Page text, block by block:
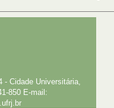
- Cidade Universitária,
850 E-mail: